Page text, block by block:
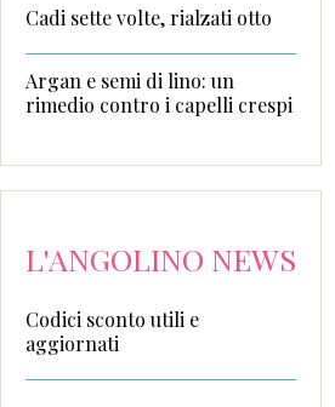
Cadi sette volte, rialzati otto
Argan e semi di lino: un
rimedio contro i capelli crespi
L'ANGOLINO NEWS
Codici sconto utili e
aggiornati